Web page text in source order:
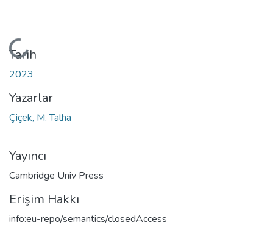
Yükleniyor...
Tarih
2023
Yazarlar
Çiçek, M. Talha
Yayıncı
Cambridge Univ Press
Erişim Hakkı
info:eu-repo/semantics/closedAccess